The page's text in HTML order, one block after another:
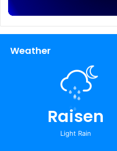
Weather
Raisen
Light Rain